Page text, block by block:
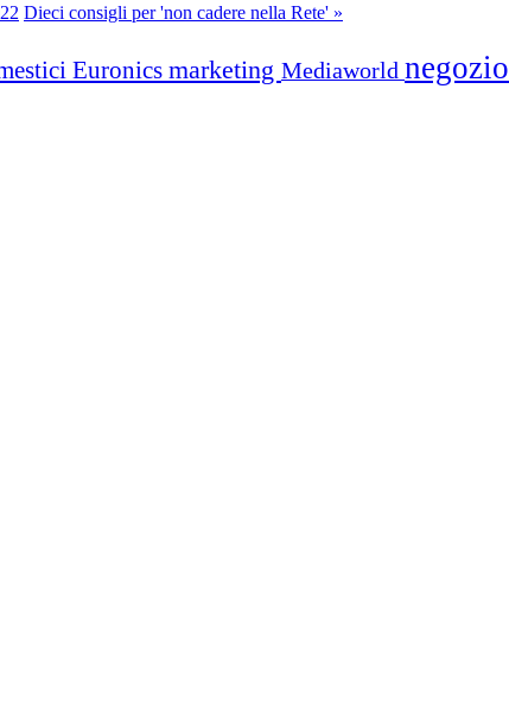
Dieci consigli per 'non cadere nella Rete' »
Euronics marketing Mediaworld negozio